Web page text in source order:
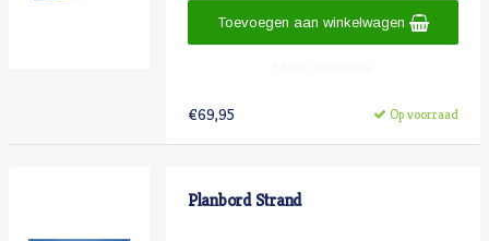
€69,95 Op voorraad
Toevoegen aan winkelwagen
Planbord Strand